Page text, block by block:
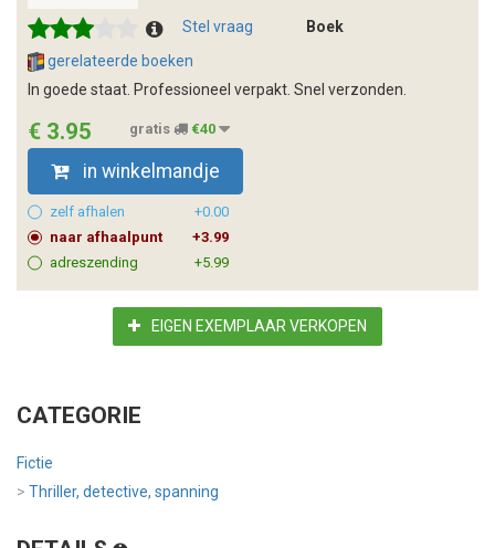
Stel vraag
Boek
gerelateerde boeken
In goede staat. Professioneel verpakt. Snel verzonden.
€ 3.95 gratis €40
in winkelmandje
zelf afhalen
+0.00
naar afhaalpunt
+3.99
adreszending
+5.99
EIGEN EXEMPLAAR VERKOPEN
CATEGORIE
Fictie
> Thriller, detective, spanning